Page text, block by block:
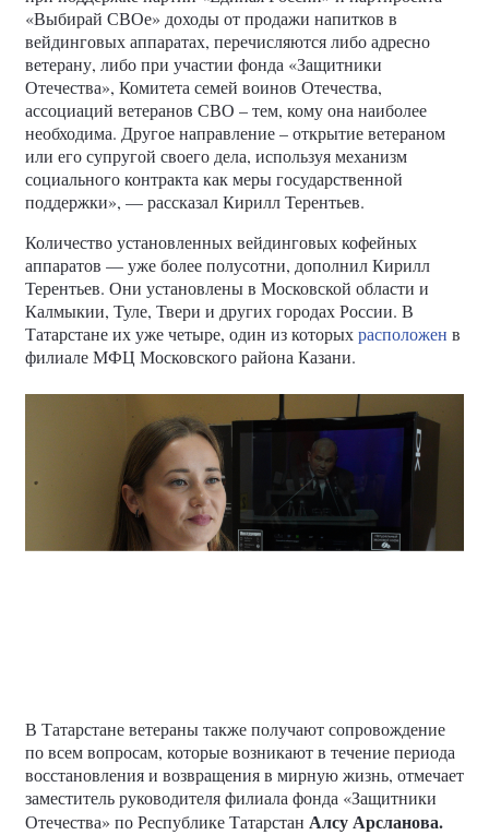
«Выбирай СВОе» доходы от продажи напитков в
вейдинговых аппаратах, перечисляются либо адресно
ветерану, либо при участии фонда «Защитники
Отечества», Комитета семей воинов Отечества,
ассоциаций ветеранов СВО – тем, кому она наиболее
необходима. Другое направление – открытие ветераном
или его супругой своего дела, используя механизм
социального контракта как меры государственной
поддержки», — рассказал Кирилл Терентьев.
Количество установленных вейдинговых кофейных
аппаратов — уже более полусотни, дополнил Кирилл
Терентьев. Они установлены в Московской области и
Калмыкии, Туле, Твери и других городах России. В
Татарстане их уже четыре, один из которыхрасположен в
филиале МФЦ Московского района Казани.
В Татарстане ветераны также получают сопровождение
по всем вопросам, которые возникают в течение периода
восстановления и возвращения в мирную жизнь, отмечает
заместитель руководителя филиала фонда «Защитники
Отечества» по Республике Татарстан Алсу Арсланова.